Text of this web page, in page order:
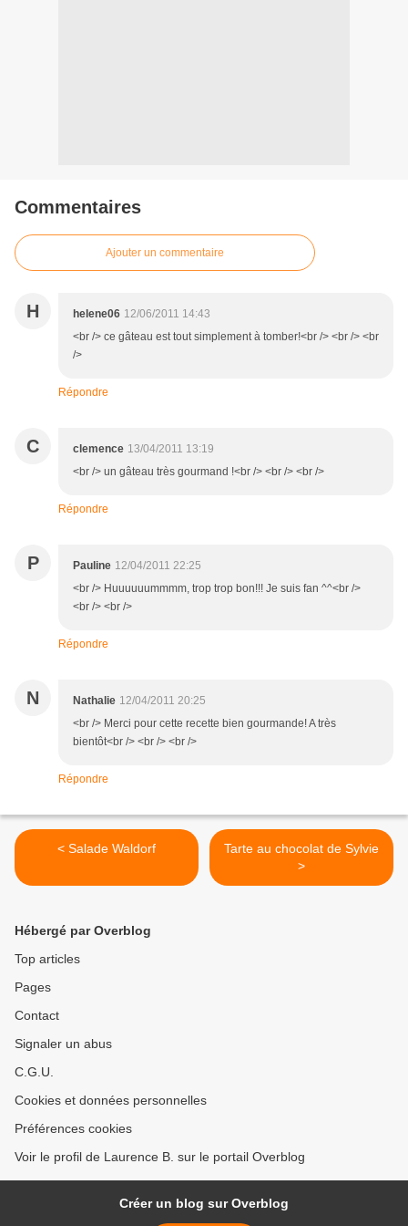
Commentaires
Ajouter un commentaire
H helene06 12/06/2011 14:43
<br /> ce gâteau est tout simplement à tomber!<br /> <br /> <br
/>
Répondre
C clemence 13/04/2011 13:19
<br /> un gâteau très gourmand !<br /> <br /> <br />
Répondre
P Pauline 12/04/2011 22:25
<br /> Huuuuuummmm, trop trop bon!!! Je suis fan ^^<br />
<br /> <br />
Répondre
N Nathalie 12/04/2011 20:25
<br /> Merci pour cette recette bien gourmande! A très
bientôt<br /> <br /> <br />
Répondre
< Salade Waldorf
Tarte au chocolat de Sylvie
>
Hébergé par Overblog
Top articles
Pages
Contact
Signaler un abus
C.G.U.
Cookies et données personnelles
Préférences cookies
Voir le profil de Laurence B. sur le portail Overblog
Créer un blog sur Overblog